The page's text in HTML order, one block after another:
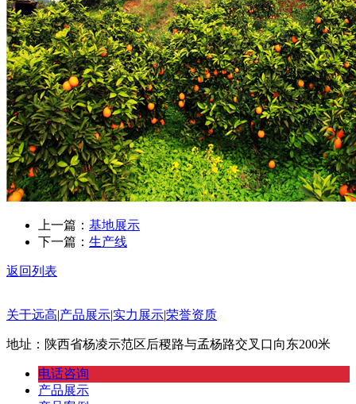
上一篇： 基地展示
下一篇： 生产线
返回列表
关于远高|产品展示|实力展示|荣誉资质
地址：陕西省杨凌示范区后稷路与孟杨路交叉口向东200米
电话咨询
产品展示